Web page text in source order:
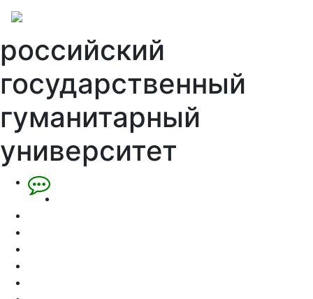
российский
государственный
гуманитарный
университет